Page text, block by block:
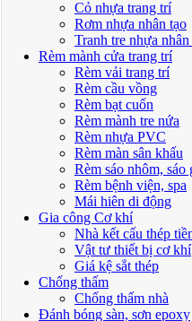
Cỏ nhựa trang trí
Rơm nhựa nhân tạo
Tranh tre nhựa nhân
Rèm mành cửa trang trí
Rèm vải trang trí
Rèm cầu vồng
Rèm bạt cuốn
Rèm mành tre nứa
Rèm nhựa PVC
Rèm màn sân khấu
Rèm sáo nhôm, sáo
Rèm bệnh viện, spa
Mái hiên di động
Gia công Cơ khí
Nhà kết cấu thép
Vật tư thiết bị cơ khí
Giá kệ sắt thép
Chống thấm
Chống thấm nhà
Đánh bóng sàn, sơn epoxy